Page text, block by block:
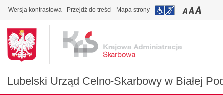
Wersja kontrastowa Przejdź do treści Mapa strony
Lubelski Urząd Celno-Skarbowy w Białej